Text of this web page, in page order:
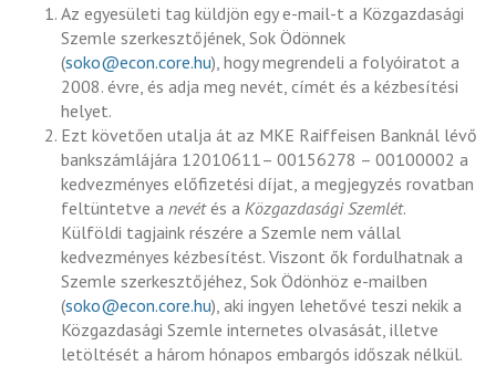
Az egyesületi tag küldjön egy e-mail-t a Közgazdasági
Szemle szerkesztőjének, Sok Ödönnek
(soko@econ.core.hu), hogy megrendeli a folyóiratot a
2008. évre, és adja meg nevét, címét és a kézbesítési
helyet.
Ezt követően utalja át az MKE Raiffeisen Banknál lévő
bankszámlájára 12010611– 00156278 – 00100002 a
kedvezményes előfizetési díjat, a megjegyzés rovatban
feltüntetve a nevétés a Közgazdasági Szemlét.
Külföldi tagjaink részére a Szemle nem vállal
kedvezményes kézbesítést. Viszont ők fordulhatnak a
Szemle szerkesztőjéhez, Sok Ödönhöz e-mailben
(soko@econ.core.hu), aki ingyen lehetővé teszi nekik a
Közgazdasági Szemle internetes olvasását, illetve
letöltését a három hónapos embargós időszak nélkül.